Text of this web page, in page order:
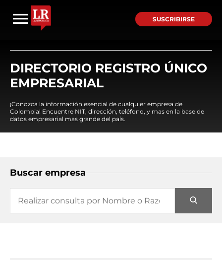
SUSCRIBIRSE
DIRECTORIO REGISTRO ÚNICO
EMPRESARIAL
¡Conozca la información esencial de cualquier empresa de
Colombia! Encuentre NIT, dirección, teléfono, y mas en la base de
datos empresarial mas grande del país.
Buscar empresa